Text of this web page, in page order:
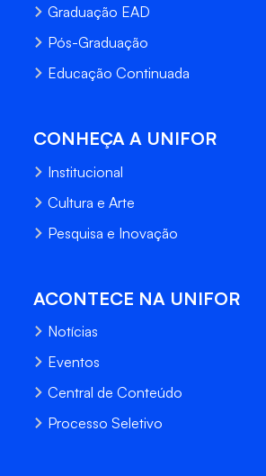
Graduação EAD
Pós-Graduação
Educação Continuada
CONHEÇA A UNIFOR
Institucional
Cultura e Arte
Pesquisa e Inovação
ACONTECE NA UNIFOR
Notícias
Eventos
Central de Conteúdo
Processo Seletivo